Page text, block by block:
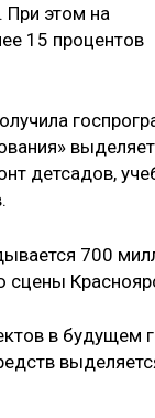
При этом на
15 процентов
детсадов,
700
в будущем